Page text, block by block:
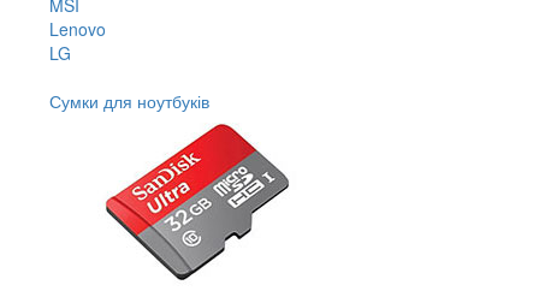
Lenovo
LG
Сумки для ноутбуків